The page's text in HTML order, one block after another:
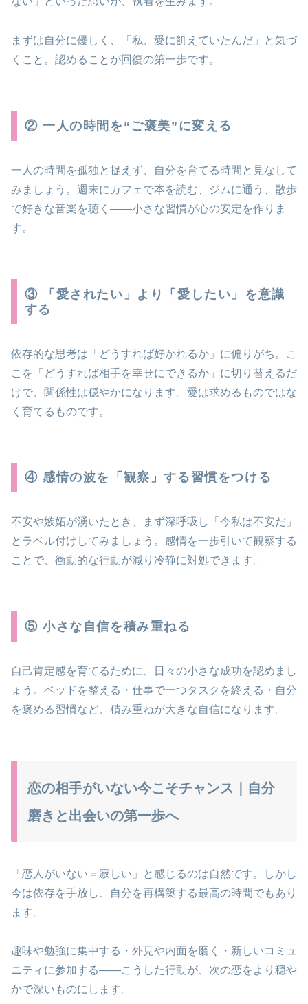
まずは自分に優しく、「私、愛に飢えていたんだ」と気づ
くこと。認めることが回復の第一歩です。
② 一人の時間を“ご褒美”に変える
一人の時間を孤独と捉えず、自分を育てる時間と見なして
みましょう。週末にカフェで本を読む、ジムに通う、散歩
で好きな音楽を聴く——小さな習慣が心の安定を作りま
す。
③ 「愛されたい」より「愛したい」を意識
する
依存的な思考は「どうすれば好かれるか」に偏りがち。こ
こを「どうすれば相手を幸せにできるか」に切り替えるだ
けで、関係性は穏やかになります。愛は求めるものではな
く育てるものです。
④ 感情の波を「観察」する習慣をつける
不安や嫉妬が湧いたとき、まず深呼吸し「今私は不安だ」
とラベル付けしてみましょう。感情を一歩引いて観察する
ことで、衝動的な行動が減り冷静に対処できます。
⑤ 小さな自信を積み重ねる
自己肯定感を育てるために、日々の小さな成功を認めまし
ょう。ベッドを整える・仕事で一つタスクを終える・自分
を褒める習慣など、積み重ねが大きな自信になります。
恋の相手がいない今こそチャンス｜自分
磨きと出会いの第一歩へ
「恋人がいない＝寂しい」と感じるのは自然です。しかし
今は依存を手放し、自分を再構築する最高の時間でもあり
ます。
趣味や勉強に集中する・外見や内面を磨く・新しいコミュ
ニティに参加する——こうした行動が、次の恋をより穏や
かで深いものにします。